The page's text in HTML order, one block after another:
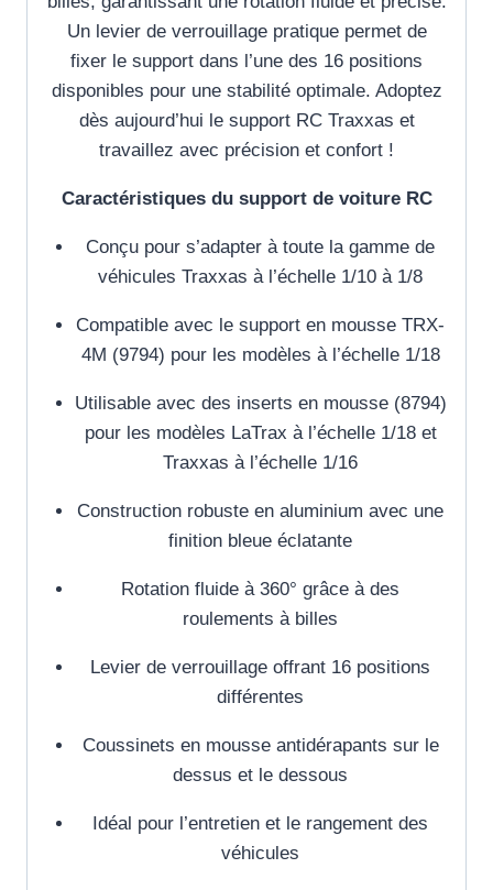
Un levier de verrouillage pratique permet de
fixer le support dans l’une des 16 positions
disponibles pour une stabilité optimale. Adoptez
dès aujourd’hui le support RC Traxxas et
travaillez avec précision et confort !
Caractéristiques du support de voiture RC
Conçu pour s’adapter à toute la gamme de
véhicules Traxxas à l’échelle 1/10 à 1/8
Compatible avec le support en mousse TRX-
4M (9794) pour les modèles à l’échelle 1/18
Utilisable avec des inserts en mousse (8794)
pour les modèles LaTrax à l’échelle 1/18 et
Traxxas à l’échelle 1/16
Construction robuste en aluminium avec une
finition bleue éclatante
Rotation fluide à 360° grâce à des
roulements à billes
Levier de verrouillage offrant 16 positions
différentes
Coussinets en mousse antidérapants sur le
dessus et le dessous
Idéal pour l’entretien et le rangement des
véhicules